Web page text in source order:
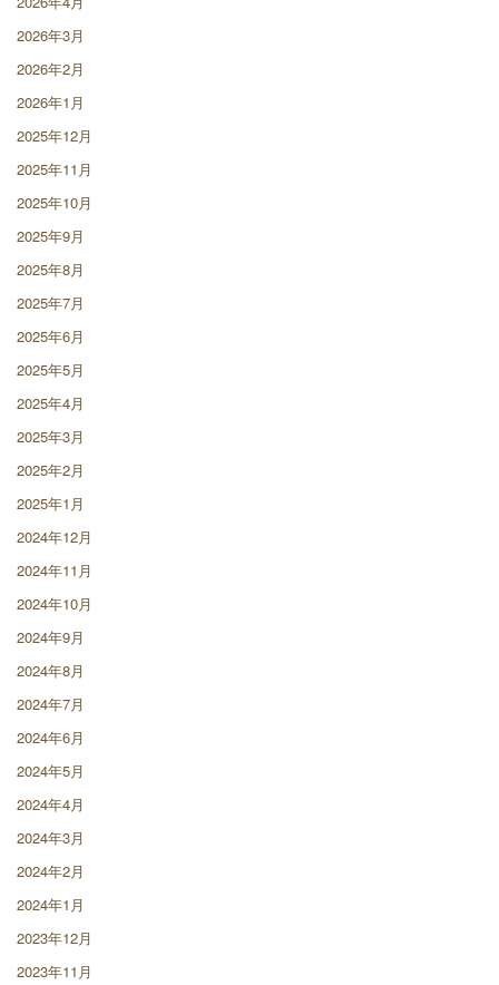
2026年3月
2026年2月
2026年1月
2025年12月
2025年11月
2025年10月
2025年9月
2025年8月
2025年7月
2025年6月
2025年5月
2025年4月
2025年3月
2025年2月
2025年1月
2024年12月
2024年11月
2024年10月
2024年9月
2024年8月
2024年7月
2024年6月
2024年5月
2024年4月
2024年3月
2024年2月
2024年1月
2023年12月
2023年11月